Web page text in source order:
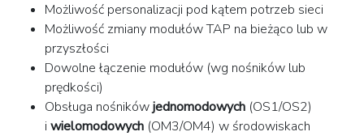
Możliwość personalizacji pod kątem potrzeb sieci
Możliwość zmiany modułów TAP na bieżąco lub w
przyszłości
Dowolne łączenie modułów (wg nośników lub
prędkości)
Obsługa nośnikówjednomodowych (OS1/OS2)
i wielomodowych (OM3/OM4) w środowiskach